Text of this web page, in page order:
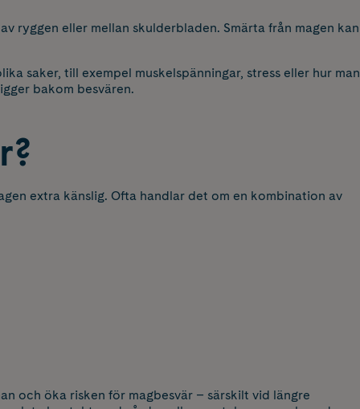
ryggen eller mellan skulderbladen. Smärta från magen kan
saker, till exempel muskelspänningar, stress eller hur man
bakom besvären.
extra känslig. Ofta handlar det om en kombination av
och öka risken för magbesvär – särskilt vid längre